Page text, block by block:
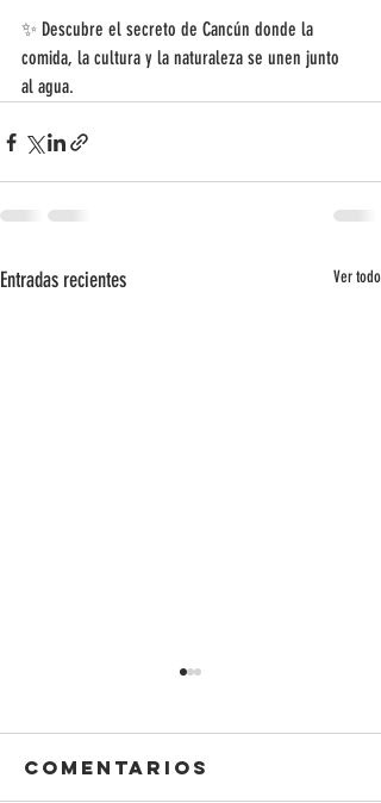
✨ Descubre el secreto de Cancún donde la
comida, la cultura y la naturaleza se unen junto
al agua.
Entradas recientes Ver todo
Comentarios